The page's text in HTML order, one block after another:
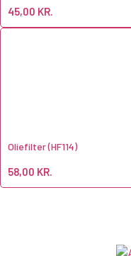
45,00 KR.
Oliefilter (HF114)
58,00 KR.